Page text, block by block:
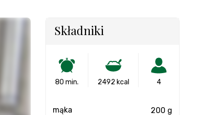
Składniki
80 min. 2492 kcal 4
mąka 200 g